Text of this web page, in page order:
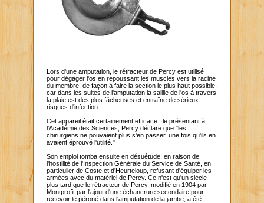
Lors d'une amputation, le rétracteur de Percy est utilisé
pour dégager l'os en repoussant les muscles vers la racine
du membre, de façon à faire la section le plus haut possible,
car dans les suites de l'amputation la saillie de l'os à travers
la plaie est des plus fâcheuses et entraîne de sérieux
risques d'infection.
Cet appareil était certainement efficace : le présentant à
l'Académie des Sciences, Percy déclare que "les
chirurgiens ne pouvaient plus s'en passer, une fois qu'ils en
avaient éprouvé l'utilité."
Son emploi tomba ensuite en désuétude, en raison de
l'hostilité de l'Inspection Générale du Service de Santé, en
particulier de Coste et d'Heurteloup, refusant d'équiper les
armées avec du matériel de Percy. Ce n'est qu'un siècle
plus tard que le rétracteur de Percy, modifié en 1904 par
Montprofit par l'ajout d'une échancrure secondaire pour
recevoir le péroné dans l'amputation de la jambe, a été